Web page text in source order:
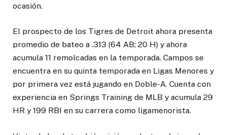
ocasión.
El prospecto de los Tigres de Detroit ahora presenta
promedio de bateo a .313 (64 AB; 20 H) y ahora
acumula 11 remolcadas en la temporada. Campos se
encuentra en su quinta temporada en Ligas Menores y
por primera vez está jugando en Doble-A. Cuenta con
experiencia en Springs Training de MLB y acumula 29
HR y 199 RBI en su carrera como ligamenorista.